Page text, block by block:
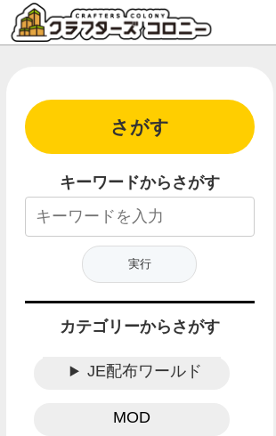
さがす
キーワードからさがす
カテゴリーからさがす
JE配布ワールド
MOD